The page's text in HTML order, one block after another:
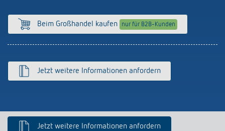
Anfahrt
Beim Großhandel kaufen nur für B2B-Kunden
Jetzt weitere Informationen anfordern
Jetzt weitere Informationen anfordern